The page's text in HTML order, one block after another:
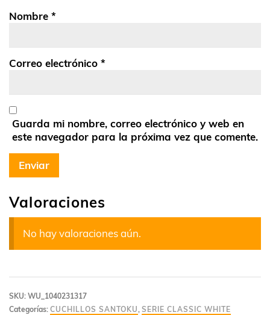
Valoraciones
No hay valoraciones aún.
Nombre *
Correo electrónico *
Guarda mi nombre, correo electrónico y web en
este navegador para la próxima vez que comente.
SKU: WU_1040231317
Categorías: CUCHILLOS SANTOKU , SERIE CLASSIC WHITE